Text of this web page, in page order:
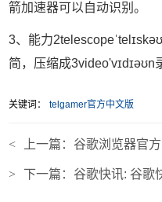
箭加速器可以自动识别。
3、能力
简，压缩成3video'vɪdɪəʊn
关键词： telgamer官方中文版
< 上一篇：谷歌浏览器官
> 下一篇：谷歌快讯: 谷歌